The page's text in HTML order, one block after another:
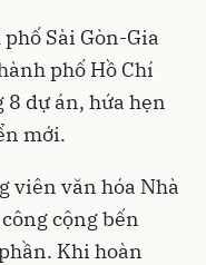
Sài Gòn-Gia
phố Hồ Chí
dự án, hứa hẹn
mới.
viên văn hóa Nhà
cộng bến
Khi hoàn